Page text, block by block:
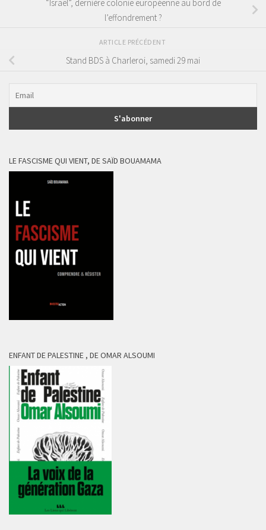
“Israël”, dernière colonie européenne au bord de
l’effondrement ?
ARTICLE PRÉCÉDENT
Stand BDS à Charleroi, samedi 29 mai
LE FASCISME QUI VIENT, DE SAÏD BOUAMAMA
ENFANT DE PALESTINE , DE OMAR ALSOUMI